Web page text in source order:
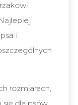
i
rozmiarach,